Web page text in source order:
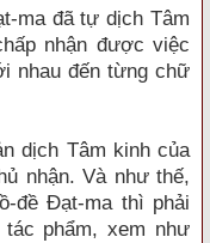
ma đã tự dịch Tâm
nhận được việc
nhau đến từng chữ
dịch Tâm kinh của
nhận. Và như thế,
đề Đạt-ma thì phải
phẩm, xem như